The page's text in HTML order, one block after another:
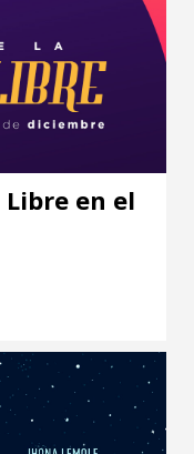
en el